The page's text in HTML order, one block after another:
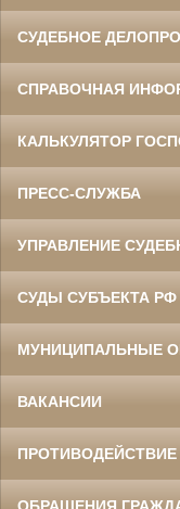
СУДЕБНОЕ
СПРАВОЧНАЯ
КАЛЬКУЛЯТОР
ПРЕСС-СЛУЖБА
УПРАВЛЕНИЕ
СУДЫ СУБЪЕКТА РФ
МУНИЦИПАЛЬНЫЕ
ВАКАНСИИ
ПРОТИВОДЕЙСТВИЕ